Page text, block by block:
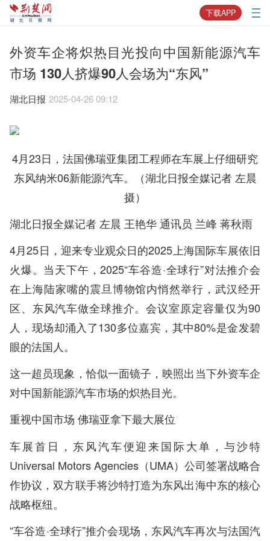
下载APP
外资车企将炽热目光投向中国新能源汽车
市场 130人挤爆90人会场为“东风”
湖北日报 2025-04-26 09:12
4月23日，法国佛瑞亚集团工程师在车展上仔细研究
东风纳米06新能源汽车。（湖北日报全媒记者 左晨
摄）
湖北日报全媒记者 左晨 王艳华 通讯员 兰峰 蒋秋雨
4月25日，迎来专业观众日的2025上海国际车展依旧
火爆。当天下午，2025“车谷造·全球行”对法推介会
在上海陆家嘴的震旦博物馆内悄然举行，武汉经开
区、东风汽车做全球推介。会议室原定容量仅为90
人，现场却涌入了130多位嘉宾，其中80%是金发碧
眼的法国人。
这一超员现象，恰似一面镜子，映照出当下外资车企
对中国新能源汽车市场的炽热目光。
重视中国市场 佛瑞亚拿下最大展位
车展首日，东风汽车便迎来国际大单，与沙特
Universal Motors Agencies（UMA）公司签署战略合
作协议，双方联手将沙特打造为东风出海中东的核心
战略枢纽。
“车谷造·全球行”推介会现场，东风汽车再次与法国汽